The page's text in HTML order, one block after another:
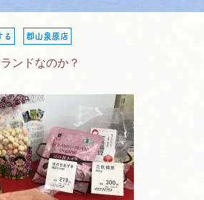
る 郡山泉原店
ンドなのか？